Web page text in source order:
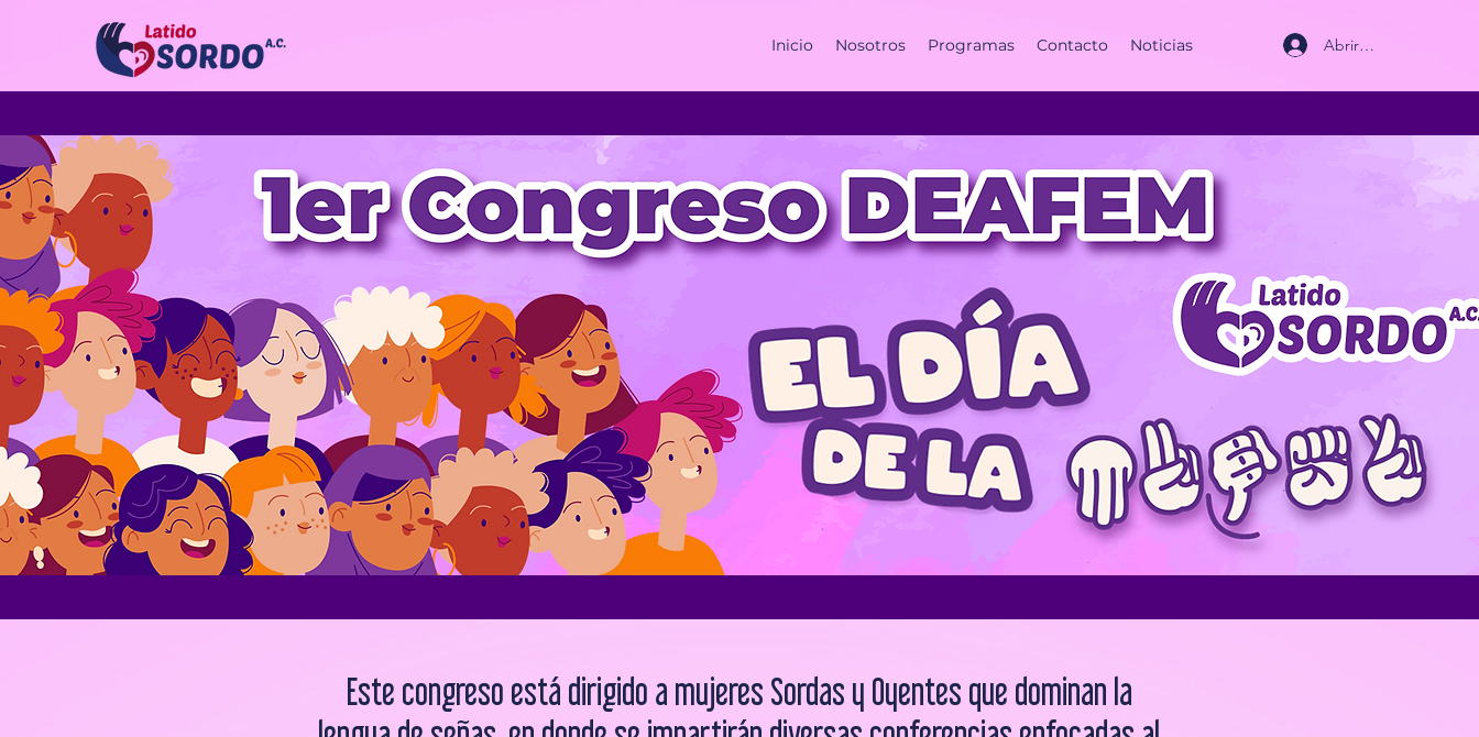
Inicio Nosotros Programas Contacto Noticias Abrir sesión
Este congreso está dirigido a mujeres Sordas y Oyentes que dominan la